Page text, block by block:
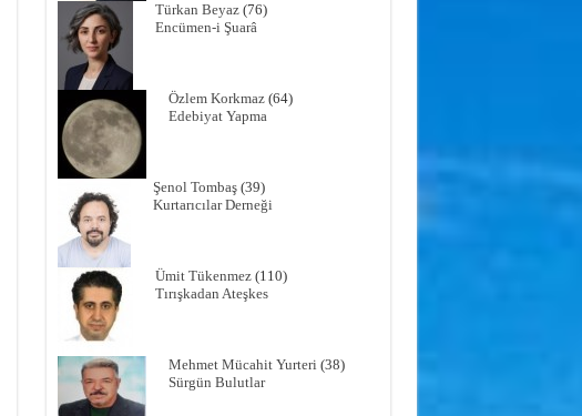
Türkan Beyaz(76)
Encümen-i Şuarâ
Özlem Korkmaz(64)
Edebiyat Yapma
Şenol Tombaş(39)
Kurtarıcılar Derneği
Ümit Tükenmez(110)
Tırışkadan Ateşkes
Mehmet Mücahit Yurteri(38)
Sürgün Bulutlar